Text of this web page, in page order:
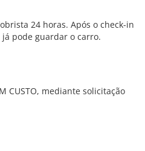
24 horas. Após o check-in
pode guardar o carro.
CUSTO, mediante solicitação